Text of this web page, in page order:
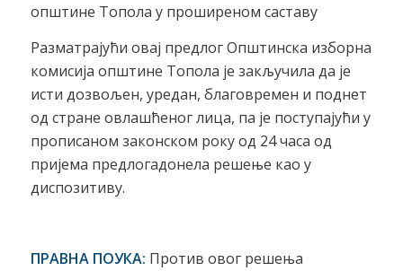
општине Топола у проширеном саставу
Разматрајући овај предлог Општинска изборна
комисија општине Топола је закључила да је
исти дозвољен, уредан, благовремен и поднет
од стране овлашћеног лица, па је поступајући у
прописаном законском року од 24 часа од
пријема предлогадонела решење као у
диспозитиву.
ПРАВНА ПОУКА: Против овог решења